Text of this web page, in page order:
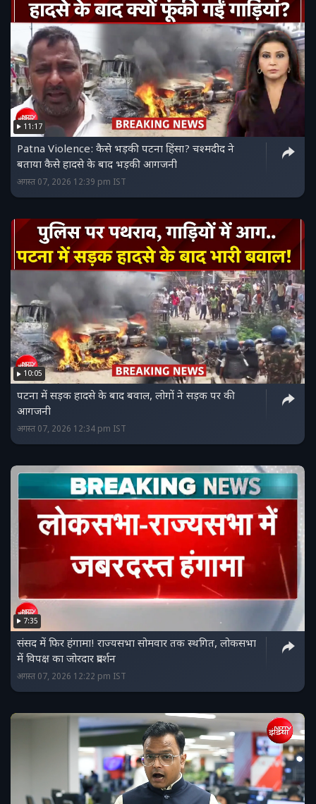
11:17
Patna Violence: कैसे भड़की पटना हिंसा? चश्मदीद ने
बताया कैसे हादसे के बाद भड़की आगजनी
अगस्त 07, 2026 12:39 pm IST
10:05
पटना में सड़क हादसे के बाद बवाल, लोगों ने सड़क पर की
आगजनी
अगस्त 07, 2026 12:34 pm IST
7:35
संसद में फिर हंगामा! राज्यसभा सोमवार तक स्थगित, लोकसभा
में विपक्ष का जोरदार प्रदर्शन
अगस्त 07, 2026 12:22 pm IST